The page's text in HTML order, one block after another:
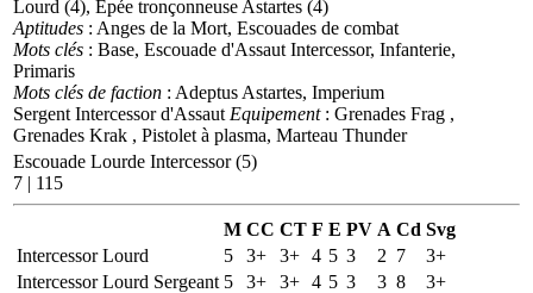
Lourd (4), Epée tronçonneuse Astartes (4)
Aptitudes : Anges de la Mort, Escouades de combat
Mots clés : Base, Escouade d'Assaut Intercessor, Infanterie,
Primaris
Mots clés de faction : Adeptus Astartes, Imperium
Sergent Intercessor d'Assaut Equipement: Grenades Frag ,
Grenades Krak , Pistolet à plasma, Marteau Thunder
Escouade Lourde Intercessor (5)
7 | 115
M CC CT F E PV A Cd Svg
Intercessor Lourd
5 3+ 3+ 4 5 3 2 7
3+
Intercessor Lourd Sergeant 5 3+ 3+ 4 5 3 3 8 3+